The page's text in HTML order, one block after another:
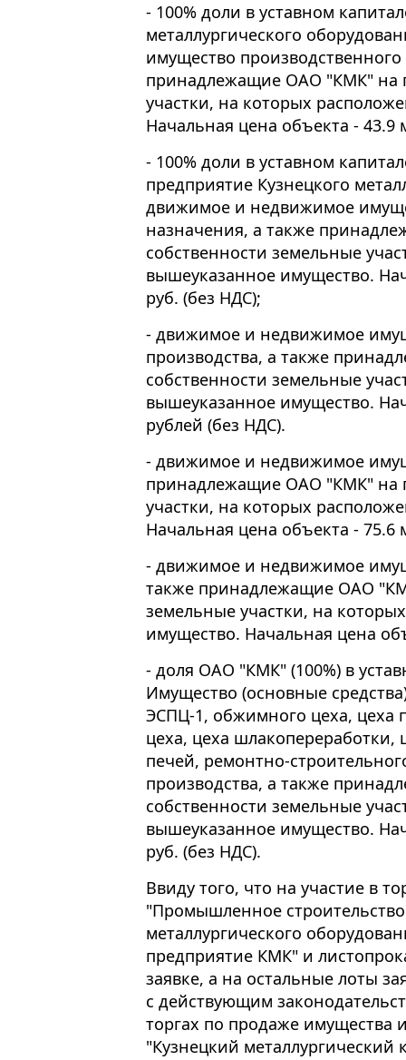
- 100% доли в уставном
металлургического
имущество
принадлежащие ОАО "КМК" на
участки, на которых
Начальная цена объекта - 43.9
- 100% доли в уставном
предприятие Кузнецкого
движимое и недвижимое
назначения, а также
собственности земельные
вышеуказанное имущество.
руб. (без НДС);
- движимое и недвижимое
производства, а также
собственности земельные
вышеуказанное имущество.
рублей (без НДС).
- движимое и недвижимое
принадлежащие ОАО "КМК" на
участки, на которых
Начальная цена объекта - 75.6
- движимое и недвижимое
также принадлежащие ОАО
земельные участки, на
имущество. Начальная цена
- доля ОАО "КМК" (100%) в
Имущество (основные
ЭСПЦ-1, обжимного цеха, цеха
цеха, цеха шлакопереработки,
печей, ремонтно-
производства, а также
собственности земельные
вышеуказанное имущество.
руб. (без НДС).
Ввиду того, что на участие в
"Промышленное
металлургического
предприятие КМК" и
заявке, а на остальные лоты
с действующим
торгах по продаже
"Кузнецкий